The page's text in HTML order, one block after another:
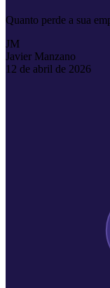
Quanto perde a sua
JM
Javier Manzano
12 de abril de 2026